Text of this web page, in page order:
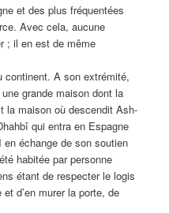
et des plus fréquentées
Avec cela, aucune
; il en est de même
continent. A son extrémité,
grande maison dont la
la maison où descendit Ash-
qui entra en Espagne
échange de son soutien
habitée par personne
étant de respecter le logis
d’en murer la porte, de